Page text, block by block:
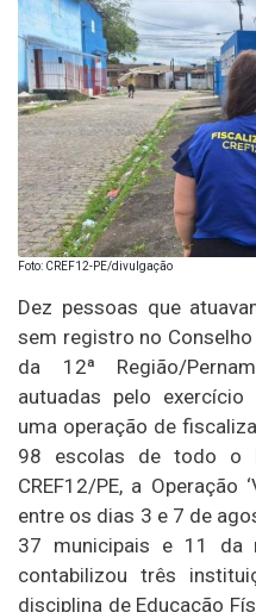
Foto: CREF12-PE/divulgação
Dez pessoas que
sem registro no
da 12ª Região/
autuadas pelo
uma operação de
98 escolas de todo o
CREF12/PE, a Operação
entre os dias 3 e 7 de
37 municipais e 11 da
contabilizou três
disciplina de Educação